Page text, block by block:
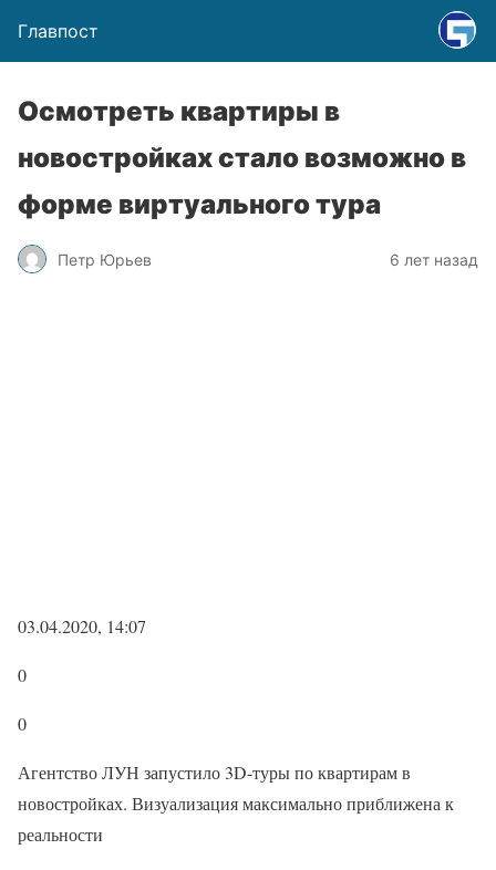
Главпост
Осмотреть квартиры в
новостройках стало возможно в
форме виртуального тура
Петр Юрьев 6 лет назад
03.04.2020, 14:07
0
0
Агентство ЛУН запустило 3D-туры по квартирам в
новостройках. Визуализация максимально приближена к
реальности